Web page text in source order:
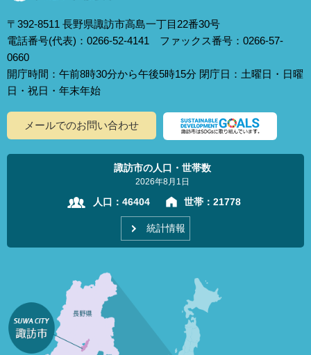
〒392-8511 長野県諏訪市高島一丁目22番30号
電話番号(代表)：0266-52-4141 ファックス番号：0266-57-
0660
開庁時間：午前8時30分から午後5時15分 閉庁日：土曜日・日曜
日・祝日・年末年始
メールでのお問い合わせ
諏訪市の人口・世帯数
2026年8月1日
人口： 46404 世帯： 21778
統計情報